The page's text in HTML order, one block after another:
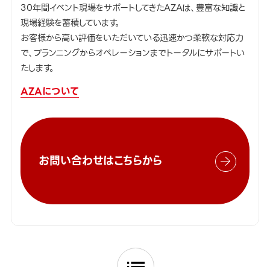
30年間イベント現場をサポートしてきたAZAは、豊富な知識と
現場経験を蓄積しています。
お客様から高い評価をいただいている迅速かつ柔軟な対応力
で、プランニングからオペレーションまでトータルにサポートい
たします。
AZAについて
お問い合わせはこちらから